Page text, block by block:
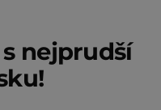
nejprudší